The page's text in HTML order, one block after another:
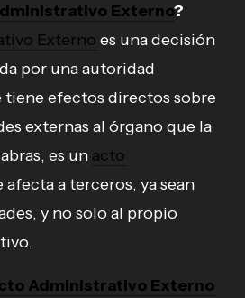
Externo?
Externo es una decisión
por una autoridad
tiene efectos directos sobre
externas al órgano que la
es un acto
afecta a terceros, ya sean
y no solo al propio
Administrativo Externo